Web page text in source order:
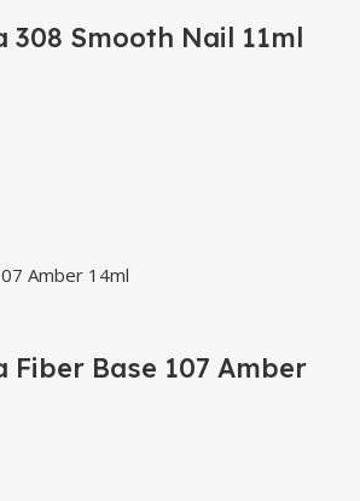
308 Smooth Nail 11ml
Fiber Base 107 Amber